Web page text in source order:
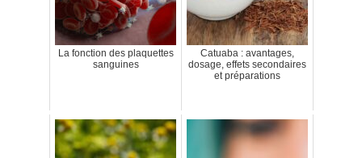
La fonction des plaquettes
sanguines
Catuaba : avantages,
dosage, effets secondaires
et préparations